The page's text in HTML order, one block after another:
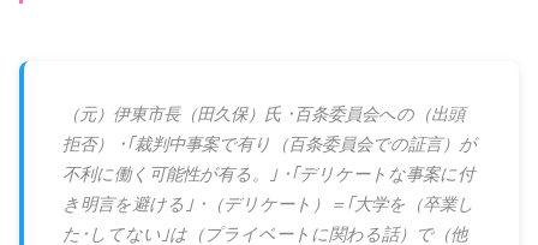
（元）伊東市長（田久保）氏 ･百条委員会への（出頭
拒否） ･｢裁判中事案で有り（百条委員会での証言）が
不利に働く可能性が有る。｣ ･｢デリケートな事案に付
き明言を避ける｣ ･（デリケート）＝｢大学を（卒業し
た･してない｣は（プライベートに関わる話）で（他